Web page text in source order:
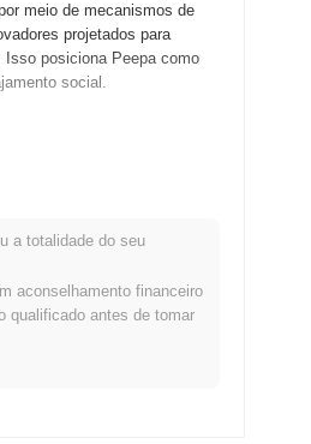
meio de mecanismos de
projetados para
Isso posiciona Peepa como
social.
adotantes
de um ecossistema
inicial dos tokens Peepa
para os
o terreno para seu
a totalidade do seu
aconselhamento financeiro
qualificado antes de tomar